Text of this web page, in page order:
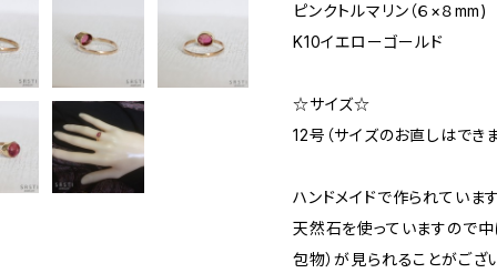
ピンクトルマリン（６×８mm)
K10イエローゴールド
☆サイズ☆
12号（サイズのお直しはでき
ハンドメイドで作られていま
天然石を使っていますので中
包物）が見られることがござ